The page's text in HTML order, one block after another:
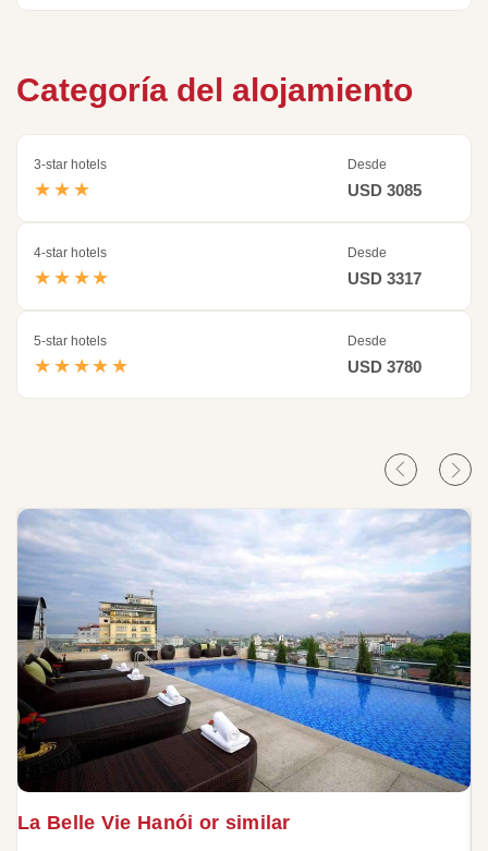
Categoría del alojamiento
3-star hotels
★★★
Desde
USD 3085
4-star hotels
★★★★
Desde
USD 3317
5-star hotels
★★★★★
Desde
USD 3780
La Belle Vie Hanói or similar